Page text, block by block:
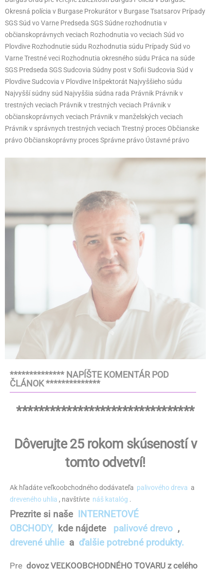
Okresná polícia v Burgase Prokurátor v Burgase Tsatsarov Prípady
SGS Súd vo Varne Predseda SGS Súdne rozhodnutia v
občianskoprávnych veciach Rozhodnutia vo veciach Súd vo
Plovdive Rozhodnutie súdu Rozhodnutia súdu Prípady Súd vo
Varne Trestné veci Rozhodnutia okresného súdu Práca na súde
SGS Predseda SGS Sudcovia Súdny post v Sofii Sudcovia Súd v
Plovdive Sudcovia v Plovdive Inšpektorát Najvyššieho súdu
Najvyšší súdny súd Najvyššia súdna rada Právnik Právnik v
trestných veciach Právnik v trestných veciach Právnik v
občianskoprávnych veciach Právnik v manželských veciach
Právnik v správnych trestných veciach Trestný proces Občianske
právo Občianskoprávny proces Správne právo Ústavné právo
************** NAPÍŠTE KOMENTÁR POD
ČLÁNOK **************
********************************
Dôverujte 25 rokom skúseností v
tomto odvetví!
Ak hľadáte veľkoobchodného dodávateľa palivového dreva a
dreveného uhlia , navštívte náš katalóg .
Prezrite si naše
INTERNETOVÉ
OBCHODY, kde nájdete palivové drevo ,
drevené uhlie a ďalšie potrebné produkty.
Pre dovoz VEĽKOOBCHODNÉHO TOVARU z celého